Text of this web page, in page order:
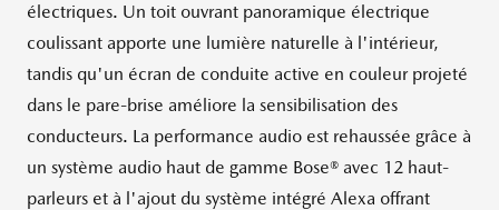
électriques. Un toit ouvrant panoramique électrique
coulissant apporte une lumière naturelle à l'intérieur,
tandis qu'un écran de conduite active en couleur projeté
dans le pare-brise améliore la sensibilisation des
conducteurs. La performance audio est rehaussée grâce à
un système audio haut de gamme Bose® avec 12 haut-
parleurs et à l'ajout du système intégré Alexa offrant